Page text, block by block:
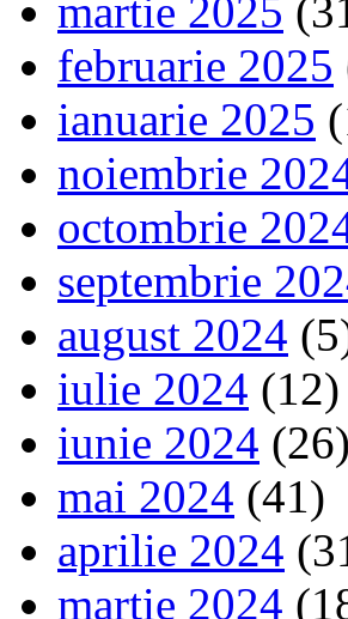
martie 2025
februarie 2025
ianuarie 2025
noiembrie
octombrie
septembrie
august 2024
iulie 2024 (12)
iunie 2024 (26)
mai 2024 (41)
aprilie 2024
martie 2024